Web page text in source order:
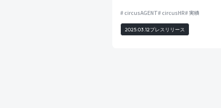
circusAGENT circusHR 実績
2025.03.12プレスリリース